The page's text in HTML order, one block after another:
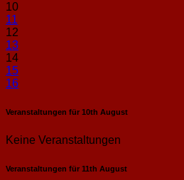
10
11
12
13
14
15
16
Veranstaltungen für 10th August
Keine Veranstaltungen
Veranstaltungen für 11th August